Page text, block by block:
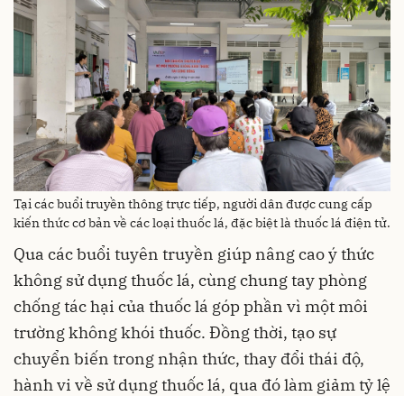
Tại các buổi truyền thông trực tiếp, người dân được cung cấp
kiến thức cơ bản về các loại thuốc lá, đặc biệt là thuốc lá điện tử.
Qua các buổi tuyên truyền giúp nâng cao ý thức
không sử dụng thuốc lá, cùng chung tay phòng
chống tác hại của thuốc lá góp phần vì một môi
trường không khói thuốc. Đồng thời, tạo sự
chuyển biến trong nhận thức, thay đổi thái độ,
hành vi về sử dụng thuốc lá, qua đó làm giảm tỷ lệ